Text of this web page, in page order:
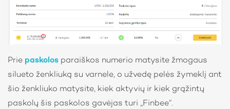
Prie paskolos paraiškos numerio matysite žmogaus
silueto ženkliuką su varnele, o užvedę pelės žymeklį ant
šio ženkliuko matysite, kiek aktyvių ir kiek grąžintų
paskolų šis paskolos gavėjas turi „Finbee“.